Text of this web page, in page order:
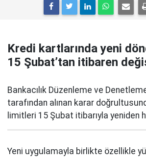
Kredi kartlarında yeni
15 Şubat’tan itibaren
Bankacılık Düzenleme ve
tarafından alınan karar
limitleri 15 Şubat itibarıyla yeniden
Yeni uygulamayla birlikte özellikle